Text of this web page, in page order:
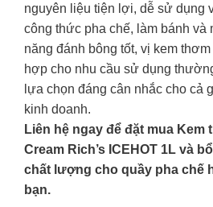
nguyên liệu tiện lợi, dễ sử dụng
công thức pha chế, làm bánh và
năng đánh bông tốt, vị kem
hợp cho nhu cầu sử dụng
lựa chọn đáng cân nhắc cho cả
kinh doanh.
Liên hệ ngay để đặt mua Kem
Cream Rich’s ICEHOT 1L và
chất lượng cho quầy pha chế
bạn.